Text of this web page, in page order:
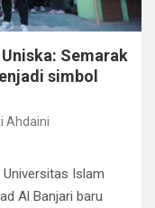
Semarak
simbol
Ahdaini
Universitas Islam
Al Banjari baru